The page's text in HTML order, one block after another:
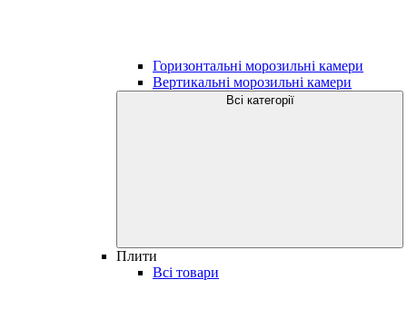
Горизонтальні морозильні камери
Вертикальні морозильні камери
Всі категорії
Плити
Всі товари